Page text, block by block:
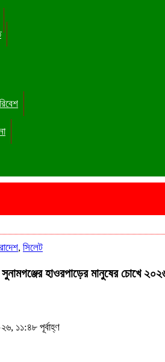
, সিলেট
হাওরপাড়ের মানুষের চোখে
১১:৪৮ পূর্বাহ্ণ